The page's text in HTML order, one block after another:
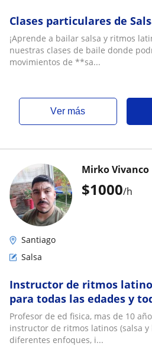
Clases particulares de
¡Aprende a bailar salsa y ritmos
nuestras clases de baile donde
movimientos de **sa...
ver más
$1000/h
Mirko Vivanco
Santiago
Salsa
Instructor de ritmos
para todas las edades y
Profesor de ed fisica, mas de 10
instructor de ritmos latinos (salsa y
diferentes enfoques, i...